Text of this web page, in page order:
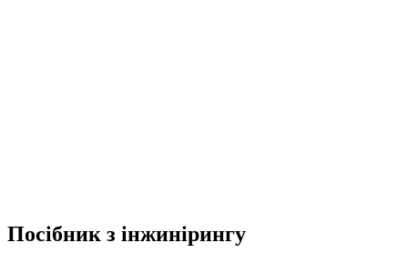
Посібник з інжинірингу